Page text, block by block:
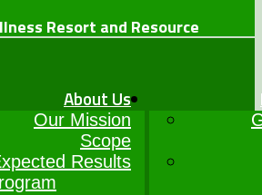
Resort and Resource
(0)7064017777
About Us
Our Mission
Scope
Results